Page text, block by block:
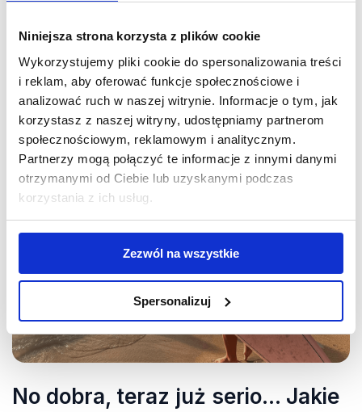
Niniejsza strona korzysta z plików cookie
Wykorzystujemy pliki cookie do spersonalizowania treści
i reklam, aby oferować funkcje społecznościowe i
analizować ruch w naszej witrynie. Informacje o tym, jak
korzystasz z naszej witryny, udostępniamy partnerom
społecznościowym, reklamowym i analitycznym.
Partnerzy mogą połączyć te informacje z innymi danymi
otrzymanymi od Ciebie lub uzyskanymi podczas
korzystania z ich usług.
Zezwól na wszystkie
Spersonalizuj
No dobra, teraz już serio… Jakie